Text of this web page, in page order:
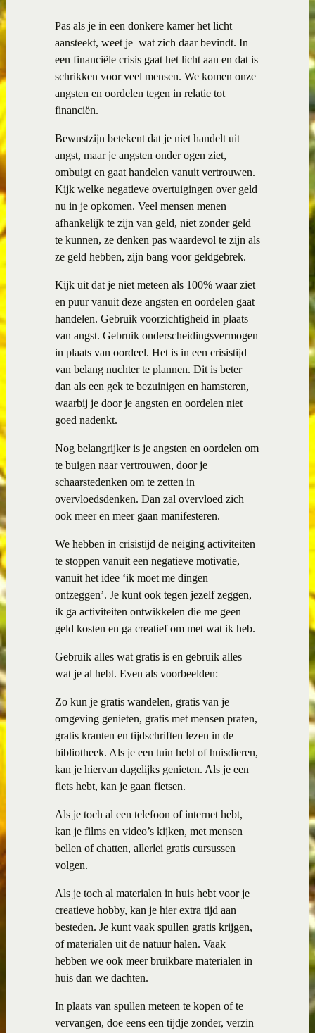
Pas als je in een donkere kamer het licht
aansteekt, weet je wat zich daar bevindt. In
een financiële crisis gaat het licht aan en dat is
schrikken voor veel mensen. We komen onze
angsten en oordelen tegen in relatie tot
financiën.
Bewustzijn betekent dat je niet handelt uit
angst, maar je angsten onder ogen ziet,
ombuigt en gaat handelen vanuit vertrouwen.
Kijk welke negatieve overtuigingen over geld
nu in je opkomen. Veel mensen menen
afhankelijk te zijn van geld, niet zonder geld
te kunnen, ze denken pas waardevol te zijn als
ze geld hebben, zijn bang voor geldgebrek.
Kijk uit dat je niet meteen als 100% waar ziet
en puur vanuit deze angsten en oordelen gaat
handelen. Gebruik voorzichtigheid in plaats
van angst. Gebruik onderscheidingsvermogen
in plaats van oordeel. Het is in een crisistijd
van belang nuchter te plannen. Dit is beter
dan als een gek te bezuinigen en hamsteren,
waarbij je door je angsten en oordelen niet
goed nadenkt.
Nog belangrijker is je angsten en oordelen om
te buigen naar vertrouwen, door je
schaarstedenken om te zetten in
overvloedsdenken. Dan zal overvloed zich
ook meer en meer gaan manifesteren.
We hebben in crisistijd de neiging activiteiten
te stoppen vanuit een negatieve motivatie,
vanuit het idee ‘ik moet me dingen
ontzeggen’. Je kunt ook tegen jezelf zeggen,
ik ga activiteiten ontwikkelen die me geen
geld kosten en ga creatief om met wat ik heb.
Gebruik alles wat gratis is en gebruik alles
wat je al hebt. Even als voorbeelden:
Zo kun je gratis wandelen, gratis van je
omgeving genieten, gratis met mensen praten,
gratis kranten en tijdschriften lezen in de
bibliotheek. Als je een tuin hebt of huisdieren,
kan je hiervan dagelijks genieten. Als je een
fiets hebt, kan je gaan fietsen.
Als je toch al een telefoon of internet hebt,
kan je films en video’s kijken, met mensen
bellen of chatten, allerlei gratis cursussen
volgen.
Als je toch al materialen in huis hebt voor je
creatieve hobby, kan je hier extra tijd aan
besteden. Je kunt vaak spullen gratis krijgen,
of materialen uit de natuur halen. Vaak
hebben we ook meer bruikbare materialen in
huis dan we dachten.
In plaats van spullen meteen te kopen of te
vervangen, doe eens een tijdje zonder, verzin